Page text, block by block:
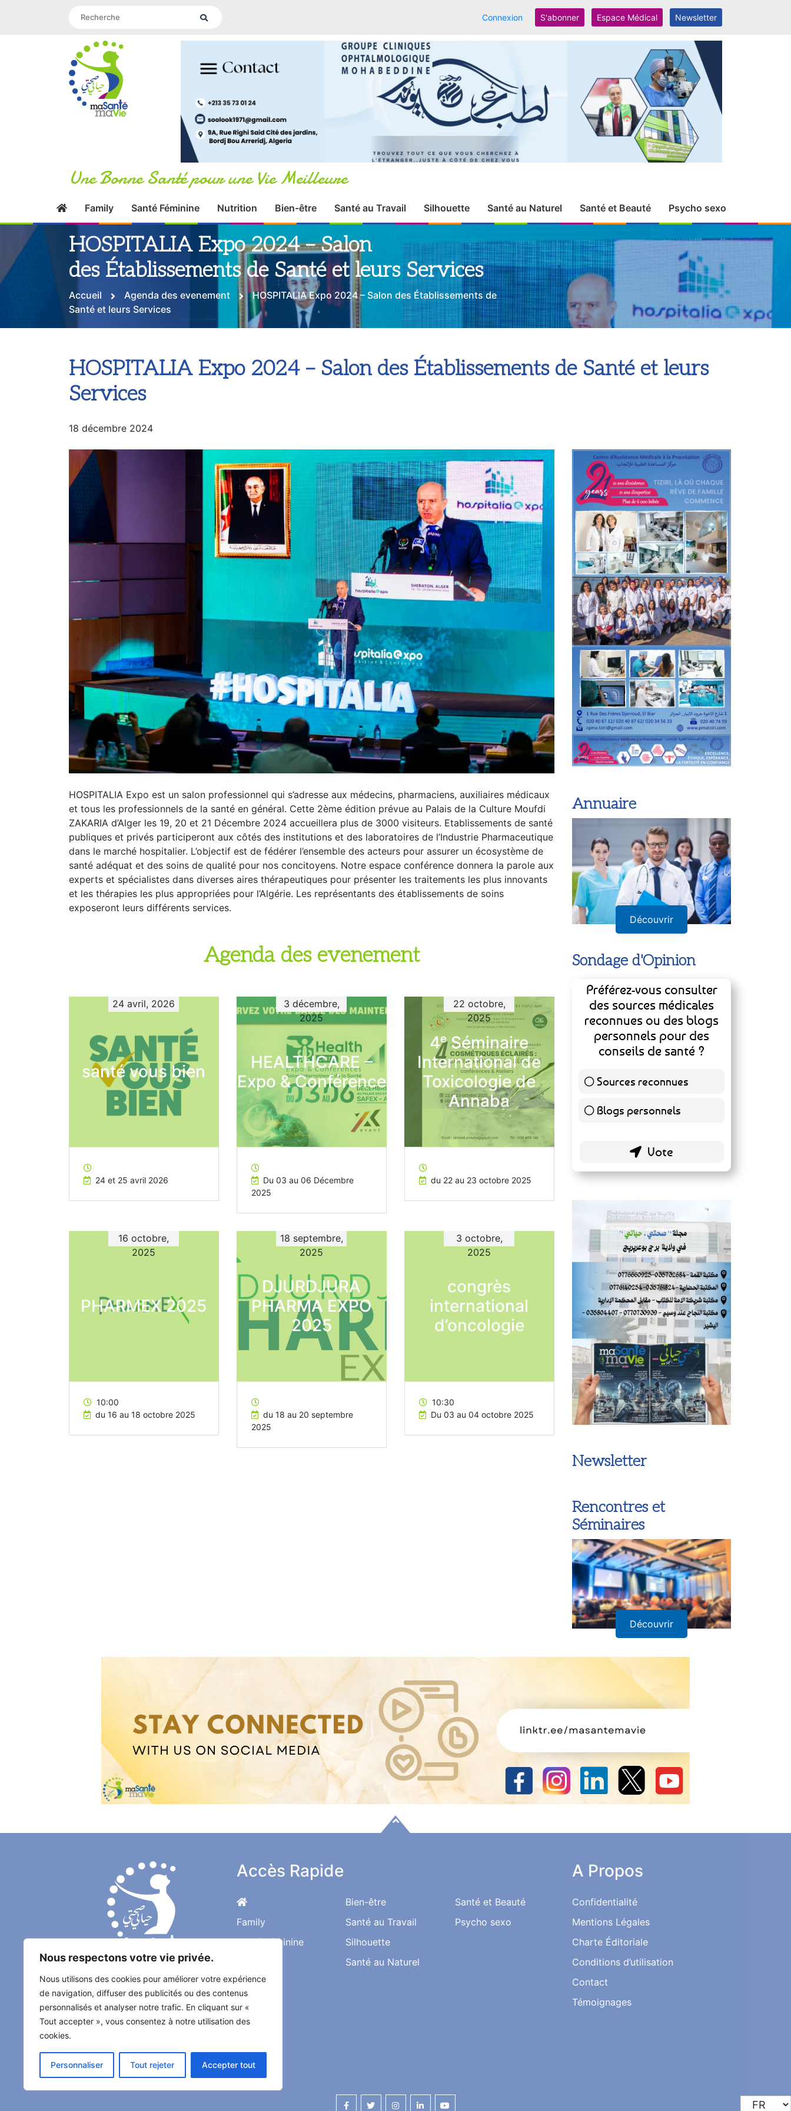
Nous respectons votre vie privée.
Nous utilisons des cookies pour améliorer votre expérience
de navigation, diffuser des publicités ou des contenus
personnalisés et analyser notre trafic. En cliquant sur «
Tout accepter », vous consentez à notre utilisation des
cookies.
Personnaliser Tout rejeter Accepter tout
Connexion S'abonner Espace Médical Newsletter
Une Bonne Santé pour une Vie Meilleure
Family Santé Féminine Nutrition Bien-être Santé au Travail Silhouette Santé au Naturel Santé et Beauté Psycho sexo
HOSPITALIA Expo 2024 – Salon
des Établissements de Santé et leurs Services
Accueil Agenda des evenement
HOSPITALIA Expo 2024 – Salon des Établissements de
Santé et leurs Services
HOSPITALIA Expo 2024 – Salon des Établissements de Santé et leurs
Services
18 décembre 2024
HOSPITALIA Expo est un salon professionnel qui s’adresse aux médecins, pharmaciens, auxiliaires médicaux
et tous les professionnels de la santé en général. Cette 2ème édition prévue au Palais de la Culture Moufdi
ZAKARIA d’Alger les 19, 20 et 21 Décembre 2024 accueillera plus de 3000 visiteurs. Etablissements de santé
publiques et privés participeront aux côtés des institutions et des laboratoires de l’Industrie Pharmaceutique
dans le marché hospitalier. L’objectif est de fédérer l’ensemble des acteurs pour assurer un écosystème de
santé adéquat et des soins de qualité pour nos concitoyens. Notre espace conférence donnera la parole aux
experts et spécialistes dans diverses aires thérapeutiques pour présenter les traitements les plus innovants
et les thérapies les plus appropriées pour l’Algérie. Les représentants des établissements de soins
exposeront leurs différents services.
Agenda des evenement
24 avril, 2026
santé vous bien
24 et 25 avril 2026
3 décembre,
2025
HEALTHCARE –
Expo & Conférence
Du 03 au 06 Décembre
2025
22 octobre,
2025
4ᵉ Séminaire
International de
Toxicologie de
Annaba
du 22 au 23 octobre 2025
16 octobre,
2025
PHARMEX 2025
10:00
du 16 au 18 octobre 2025
18 septembre,
2025
DJURDJURA
PHARMA EXPO
2025
du 18 au 20 septembre
2025
3 octobre,
2025
congrès
international
d’oncologie
10:30
Du 03 au 04 octobre 2025
Annuaire
Découvrir
Sondage d'Opinion
Préférez-vous consulter
des sources médicales
reconnues ou des blogs
personnels pour des
conseils de santé ?
Sources reconnues
139 ( 73.16 % )
Blogs personnels51 ( 26.84 % )
Newsletter
Rencontres et
Séminaires
Découvrir
Une Bonne Santé pour
une Vie Meilleure
Le magazine santé au quotidien de
les médecins et les experts
spécialisés
Accès Rapide
Family
Santé Féminine
Bien-être
Santé au Travail
Silhouette
Santé au Naturel
Santé et Beauté
Psycho sexo
A Propos
Confidentialité
Mentions Légales
Charte Éditoriale
Conditions d’utilisation
Contact
Témoignages